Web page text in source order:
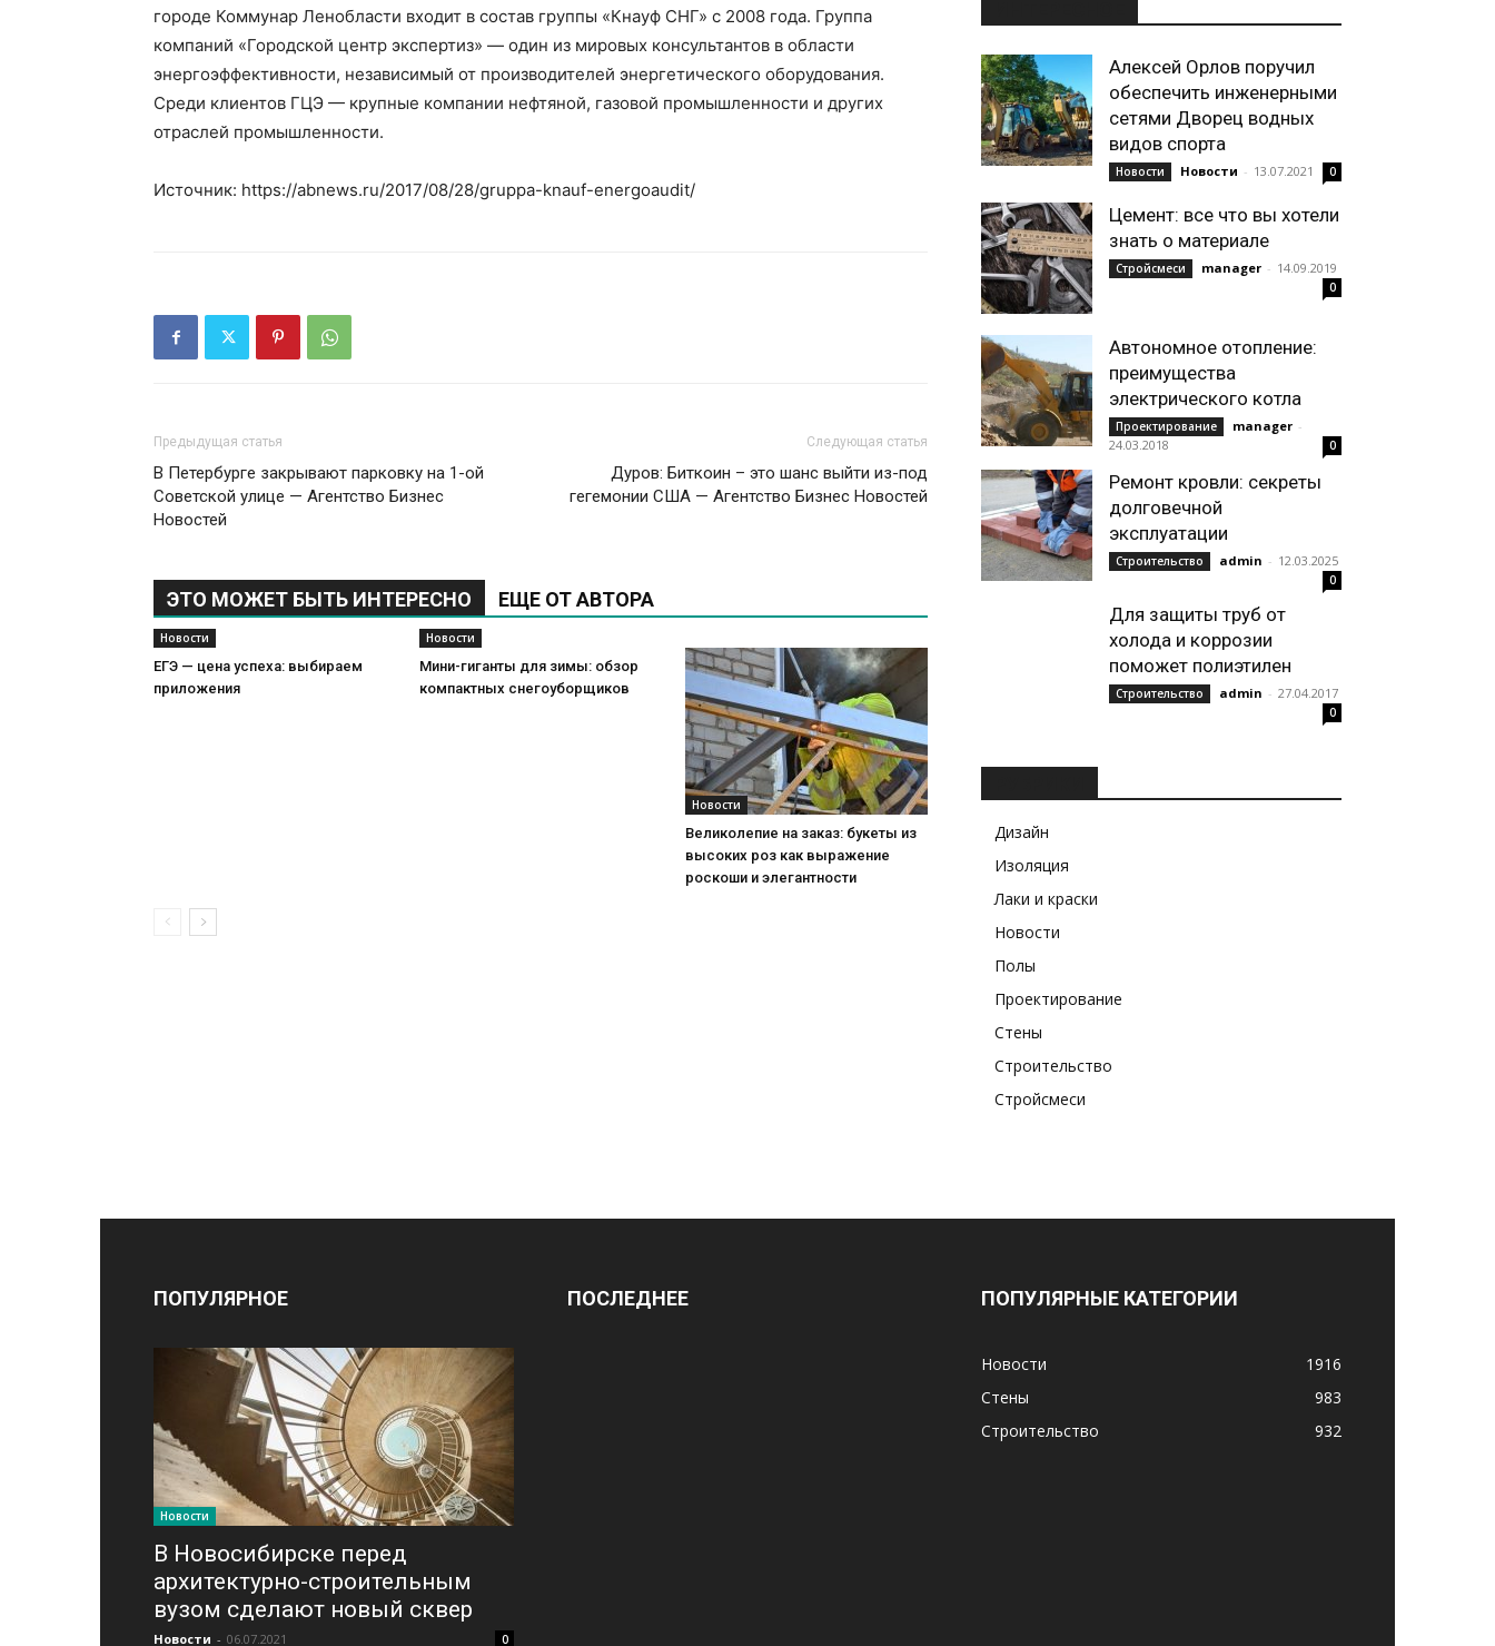
городе Коммунар Ленобласти входит в состав группы «Кнауф СНГ» с 2008 года. Группа
компаний «Городской центр экспертиз» — один из мировых консультантов в области
энергоэффективности, независимый от производителей энергетического оборудования.
Среди клиентов ГЦЭ — крупные компании нефтяной, газовой промышленности и других
отраслей промышленности.
Источник: https://abnews.ru/2017/08/28/gruppa-knauf-energoaudit/
Предыдущая статья
В Петербурге закрывают парковку на 1-ой
Советской улице — Агентство Бизнес
Новостей
Следующая статья
Дуров: Биткоин – это шанс выйти из-под
гегемонии США — Агентство Бизнес Новостей
ЭТО МОЖЕТ БЫТЬ ИНТЕРЕСНО ЕЩЕ ОТ АВТОРА
Новости
ЕГЭ — цена успеха: выбираем
приложения
Новости
Мини-гиганты для зимы: обзор
компактных снегоуборщиков
Новости
Великолепие на заказ: букеты из
высоких роз как выражение
роскоши и элегантности
Алексей Орлов поручил
обеспечить инженерными
сетями Дворец водных
видов спорта
Новости Новости - 13.07.2021 0
Цемент: все что вы хотели
знать о материале
Стройсмеси manager - 14.09.2019
0
Автономное отопление:
преимущества
электрического котла
Проектирование manager -
24.03.2018
0
Ремонт кровли: секреты
долговечной
эксплуатации
Строительство admin - 12.03.2025
0
Для защиты труб от
холода и коррозии
поможет полиэтилен
Строительство admin - 27.04.2017
0
Дизайн
Изоляция
Лаки и краски
Новости
Полы
Проектирование
Стены
Строительство
Стройсмеси
ПОПУЛЯРНОЕ
Новости
В Новосибирске перед
архитектурно-строительным
вузом сделают новый сквер
Новости - 06.07.2021 0
ПОСЛЕДНЕЕ ПОПУЛЯРНЫЕ КАТЕГОРИИ
Новости
1916
Стены
983
Строительство
932